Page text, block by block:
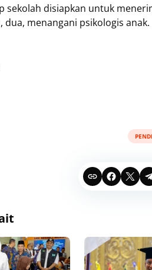
sekolah disiapkan untuk
dua, menangani psikologis